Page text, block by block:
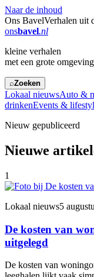
Naar de inhoud
Ons BavelVerhalen uit
onsbavel.nl
kleine verhalen
met een grote omgeving
⌕Zoeken
Lokaal nieuwsAuto &
drinkenEvents &
Nieuw gepubliceerd
Nieuwe
1
Lokaal nieuws5
De kosten van
uitgelegd
De kosten van